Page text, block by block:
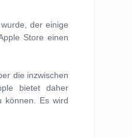
der einige
Store einen
die inzwischen
bietet daher
können. Es wird